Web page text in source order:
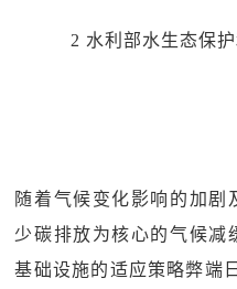
2 水利部水生态保
随着气候变化影响的加剧
少碳排放为核心的气候减
基础设施的适应策略弊端